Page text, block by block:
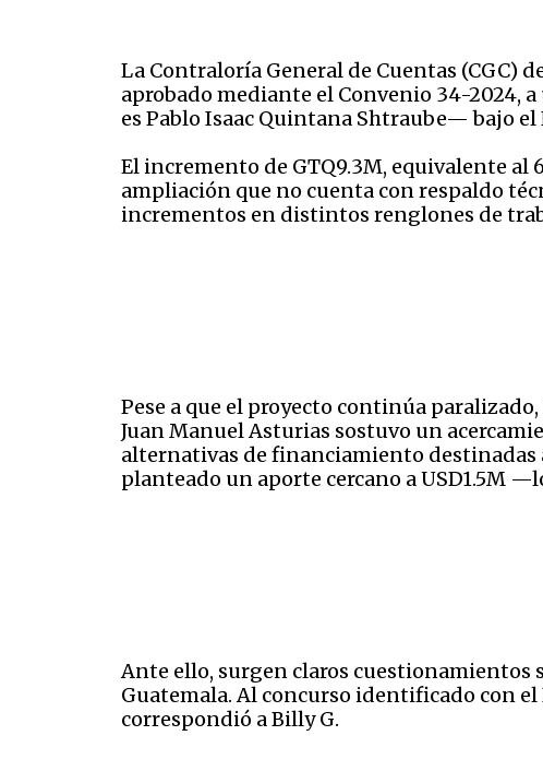
La Contraloría General de Cuentas (CGC)
aprobado mediante el Convenio 34-2024,
es Pablo Isaac Quintana Shtraube— bajo el
El incremento de GTQ9.3M, equivalente
ampliación que no cuenta con respaldo
incrementos en distintos renglones de
Pese a que el proyecto continúa
Juan Manuel Asturias sostuvo un
alternativas de financiamiento destinadas
planteado un aporte cercano a USD1.5M
Ante ello, surgen claros
Guatemala. Al concurso identificado con el
correspondió a Billy G.